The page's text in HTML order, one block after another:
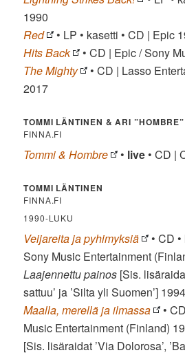
1990
Red
• LP • kasetti • CD | Epic
Hits Back
• CD | Epic / Sony
The Mighty
• CD | Lasso
2017
TOMMI LÄNTINEN & ARI
FINNA.FI
Tommi & Hombre • live • CD |
TOMMI LÄNTINEN
FINNA.FI
1990-LUKU
Veijareita ja pyhimyksiä
• CD
Sony Music Entertainment
Laajennettu painos [Sis.
sattuu’ ja ’Silta yli Suomen’] 1994
Maalla, merellä ja ilmassa
•
Music Entertainment (Finland)
[Sis. lisäraidat ’Via Dolorosa’,